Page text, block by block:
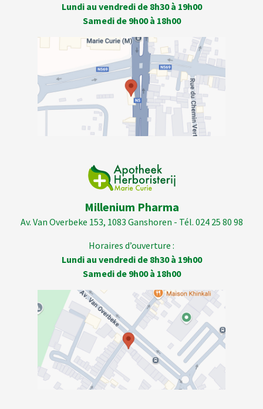
Lundi au vendredi de 8h30 à 19h00
Samedi de 9h00 à 18h00
Millenium Pharma
Av. Van Overbeke 153, 1083 Ganshoren - Tél. 024 25 80 98
Horaires d’ouverture :
Lundi au vendredi de 8h30 à 19h00
Samedi de 9h00 à 18h00